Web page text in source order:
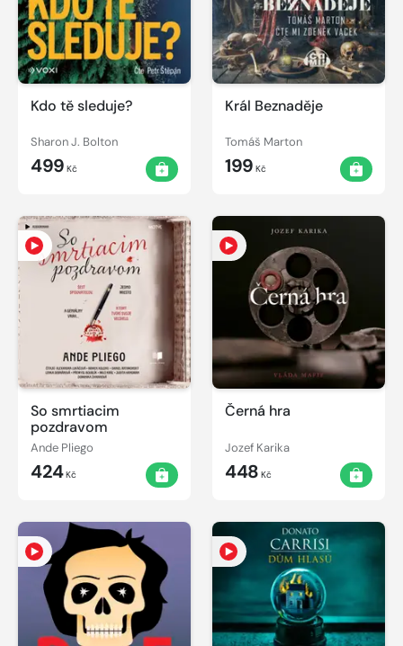
Kdo tě sleduje?
Sharon J. Bolton
499 Kč
Král Beznaděje
Tomáš Marton
199 Kč
So smrtiacim
pozdravom
Ande Pliego
424Kč
Černá hra
Jozef Karika
448 Kč